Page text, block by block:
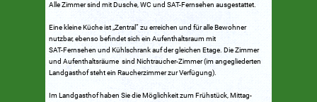
Alle Zimmer sind mit Dusche, WC und SAT-Fernsehen ausgestattet.
Eine kleine Küche ist „Zentral“ zu erreichen und für alle Bewohner
nutzbar, ebenso befindet sich ein Aufenthaltsraum mit
SAT-Fernsehen und Kühlschrank auf der gleichen Etage. Die Zimmer
und Aufenthaltsräume sind Nichtraucher-Zimmer (im angegliederten
Landgasthof steht ein Raucherzimmer zur Verfügung).
Im Landgasthof haben Sie die Möglichkeit zum Frühstück, Mittag-